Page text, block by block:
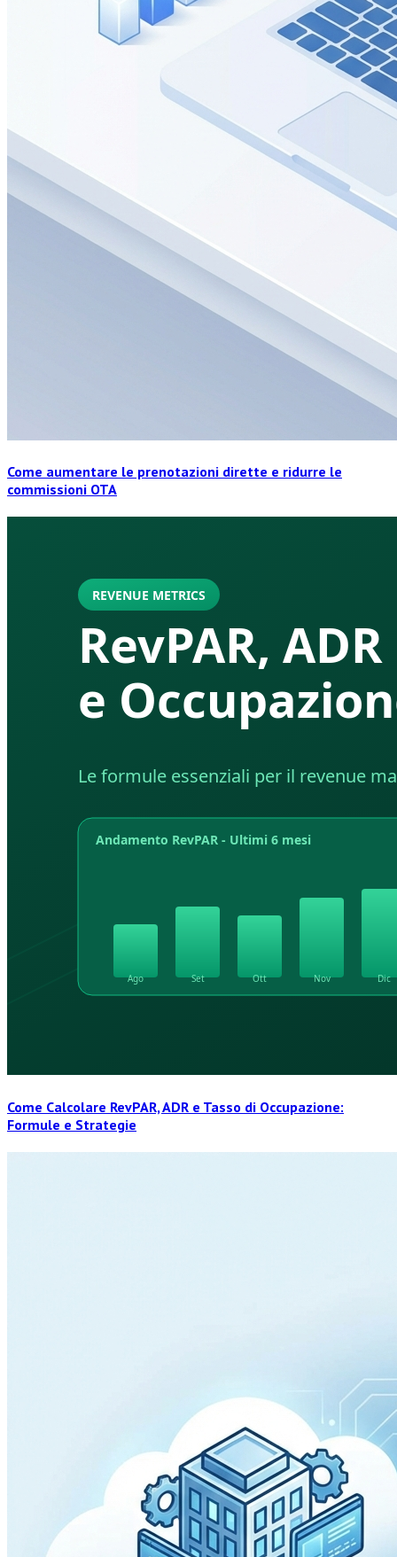
Come aumentare le prenotazioni dirette e ridurre le
commissioni OTA
Come Calcolare RevPAR, ADR e Tasso di Occupazione:
Formule e Strategie